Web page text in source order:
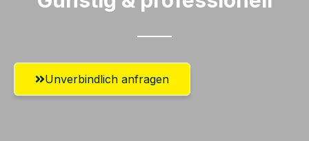
Unverbindlich anfragen